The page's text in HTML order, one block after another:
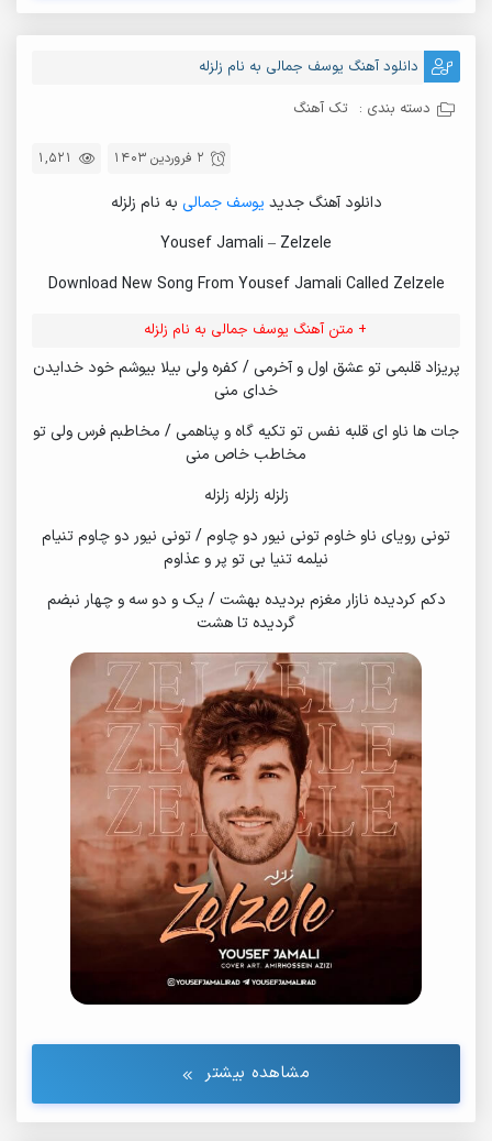
دانلود آهنگ یوسف جمالی به نام زلزله
دسته بندی : تک آهنگ
1,521 2 فروردین 1403
دانلود آهنگ جدید یوسف جمالی به نام زلزله
Yousef Jamali – Zelzele
Download New Song From Yousef Jamali Called Zelzele
+ متن آهنگ یوسف جمالی به نام زلزله
پریزاد قلبمی تو عشق اول و آخرمی / کفره ولی بیلا بیوشم خود خدایدن
خدای منی
جات ها ناو ای قلبه نفس تو تکیه گاه و پناهمی / مخاطبم فرس ولی تو
مخاطب خاص منی
زلزله زلزله زلزله
تونی رویای ناو خاوم تونی نیور دو چاوم / تونی نیور دو چاوم تنیام
نیلمه تنیا بی تو پر و عذاوم
دکم کردیده نازار مغزم بردیده بهشت / یک و دو سه و چهار نبضم
گردیده تا هشت
مشاهده بیشتر